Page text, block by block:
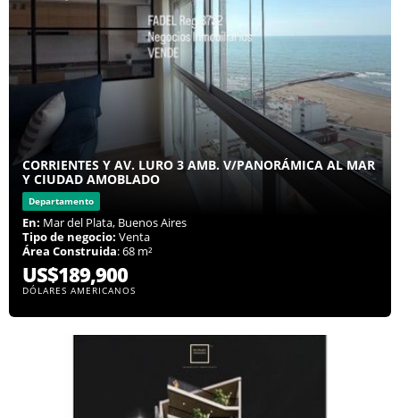
CORRIENTES Y AV. LURO 3 AMB. V/PANORÁMICA AL MAR
Y CIUDAD AMOBLADO
Departamento
En: Mar del Plata, Buenos Aires
Tipo de negocio: Venta
Área Construida: 68 m²
US$189,900
DÓLARES AMERICANOS